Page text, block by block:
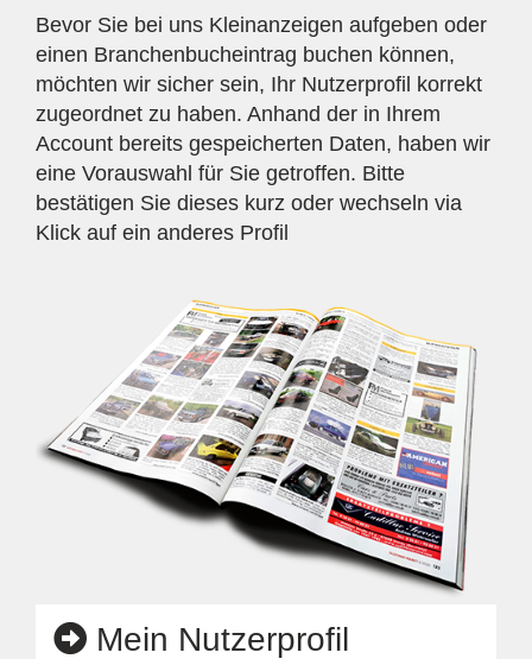
Bevor Sie bei uns Kleinanzeigen aufgeben oder
einen Branchenbucheintrag buchen können,
möchten wir sicher sein, Ihr Nutzerprofil korrekt
zugeordnet zu haben. Anhand der in Ihrem
Account bereits gespeicherten Daten, haben wir
eine Vorauswahl für Sie getroffen. Bitte
bestätigen Sie dieses kurz oder wechseln via
Klick auf ein anderes Profil
Mein Nutzerprofil